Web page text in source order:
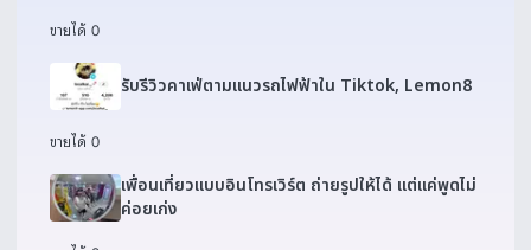
ขายได้ 0
รับรีวิวคาเฟ่ตามแนวรถไฟฟ้าใน Tiktok, Lemon8
ขายได้ 0
เพื่อนเที่ยวแบบอินโทรเวิร์ต ถ่ายรูปให้ได้ แต่แค่พูดไม่
ค่อยเก่ง